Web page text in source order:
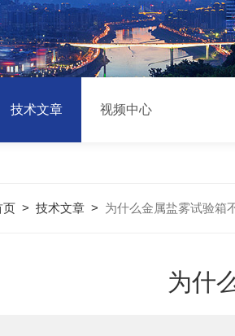
技术文章 视频中心
页 > 技术文章 > 为什么金属盐雾试验箱
为什